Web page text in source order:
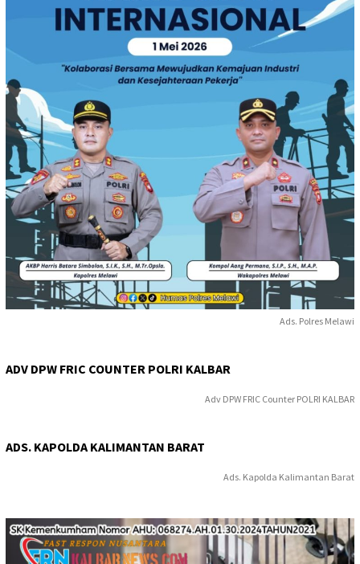
Ads. Polres Melawi
ADV DPW FRIC COUNTER POLRI KALBAR
Adv DPW FRIC Counter POLRI KALBAR
ADS. KAPOLDA KALIMANTAN BARAT
Ads. Kapolda Kalimantan Barat